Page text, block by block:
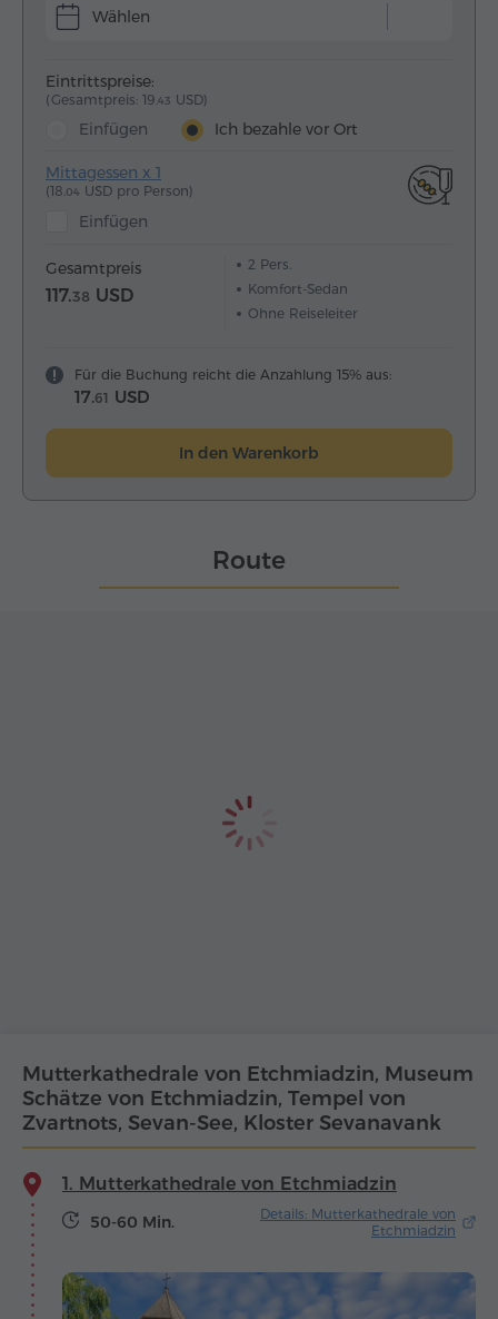
Wählen
Eintrittspreise:
(Gesamtpreis: 19.43 USD)
Einfügen Ich bezahle vor Ort
Mittagessen x 1
(18.04 USD pro Person)
Einfügen
Gesamtpreis
117.38 USD
2Pers.
Komfort-Sedan
Ohne Reiseleiter
Für die Buchung reicht die Anzahlung 15% aus:
17.61 USD
In den Warenkorb
Route
Mutterkathedrale von Etchmiadzin, Museum
Schätze von Etchmiadzin, Tempel von
Zvartnots, Sevan-See, Kloster Sevanavank
1. Mutterkathedrale von Etchmiadzin
50-60 Min.
Details: Mutterkathedrale von
Etchmiadzin